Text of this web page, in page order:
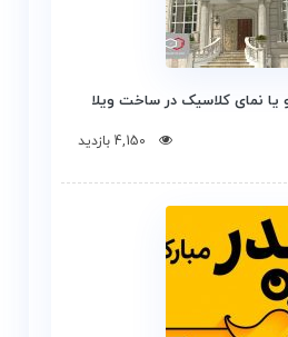
نمای کلاسیک در ساخت ویلا
4,150 بازدید